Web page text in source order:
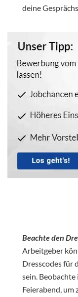
deine
Beachte den
Arbeitgeber
Dresscodes für
sein.
Feierabend, um